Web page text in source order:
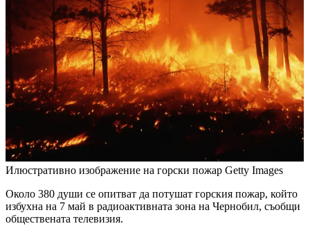
Илюстративно изображение на горски пожар Getty Images
Около 380 души се опитват да потушат горския пожар, който
избухна на 7 май в радиоактивната зона на Чернобил, съобщи
обществената телевизия.